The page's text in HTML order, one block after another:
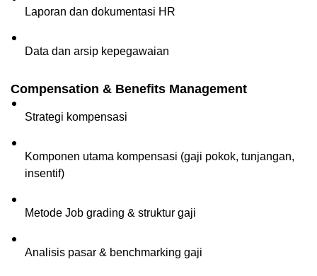
Laporan dan dokumentasi HR
Data dan arsip kepegawaian
Compensation & Benefits Management
Strategi kompensasi
Komponen utama kompensasi (gaji pokok, tunjangan,
insentif)
Metode Job grading & struktur gaji
Analisis pasar & benchmarking gaji